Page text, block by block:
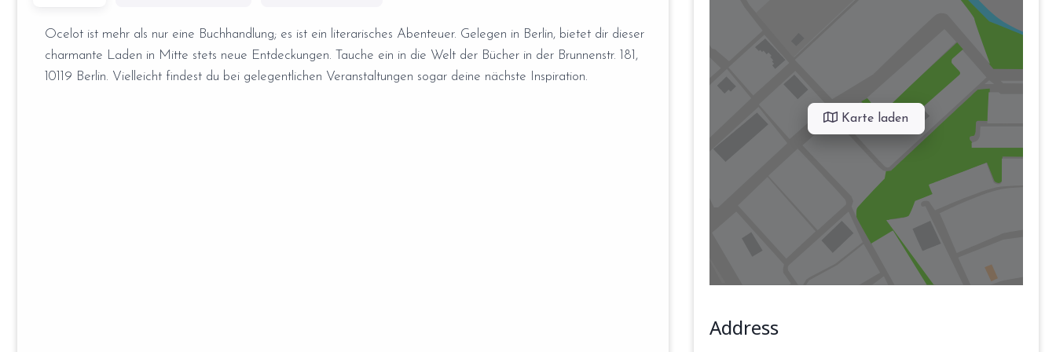
Ocelot ist mehr als nur eine Buchhandlung; es ist ein literarisches Abenteuer. Gelegen in Berlin, bietet dir dieser
charmante Laden in Mitte stets neue Entdeckungen. Tauche ein in die Welt der Bücher in der Brunnenstr. 181,
10119 Berlin. Vielleicht findest du bei gelegentlichen Veranstaltungen sogar deine nächste Inspiration.
Karte laden
Address